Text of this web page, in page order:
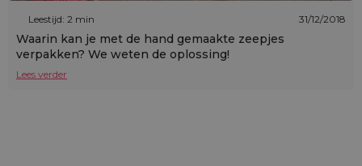
Leestijd: 2 min 31/12/2018
Waarin kan je met de hand gemaakte zeepjes
verpakken? We weten de oplossing!
Lees verder